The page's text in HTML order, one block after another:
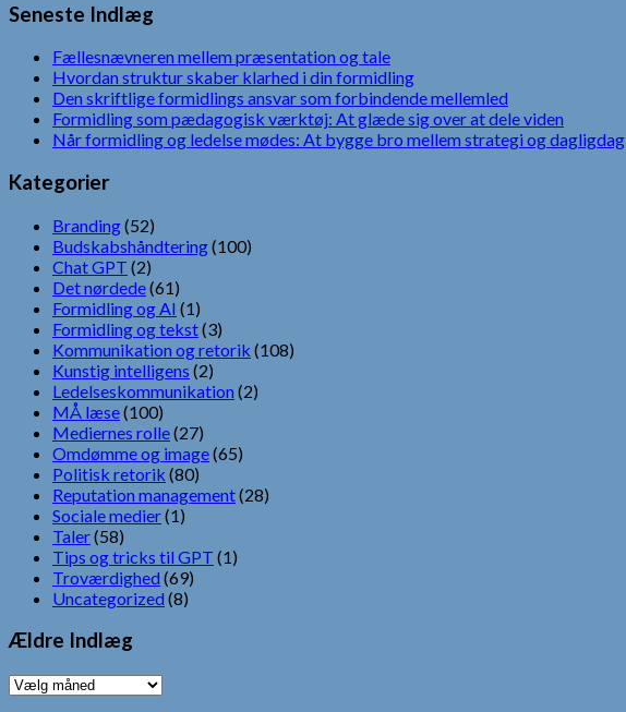
Seneste Indlæg
Fællesnævneren mellem præsentation og tale
Hvordan struktur skaber klarhed i din formidling
Den skriftlige formidlings ansvar som forbindende mellemled
Formidling som pædagogisk værktøj: At glæde sig over at dele viden
Når formidling og ledelse mødes: At bygge bro mellem strategi og dagligdag
Kategorier
Branding(52)
Budskabshåndtering(100)
Chat GPT (2)
Det nørdede(61)
Formidling og AI (1)
Formidling og tekst(3)
Kommunikation og retorik (108)
Kunstig intelligens (2)
Ledelseskommunikation (2)
MÅ læse(100)
Mediernes rolle(27)
Omdømme og image(65)
Politisk retorik (80)
Reputation management(28)
Sociale medier(1)
Taler(58)
Tips og tricks til GPT (1)
Troværdighed (69)
Uncategorized (8)
Ældre Indlæg
Ældre